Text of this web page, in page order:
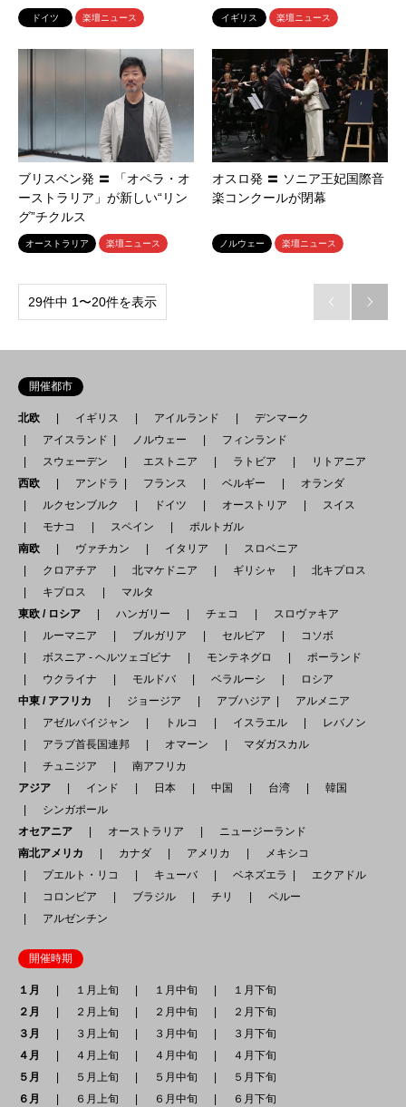
ドイツ 楽壇ニュース イギリス 楽壇ニュース
ブリスベン発 〓 「オペラ・オ
ーストラリア」が新しい“リン
グ”チクルス
オーストラリア 楽壇ニュース
オスロ発 〓 ソニア王妃国際音
楽コンクールが閉幕
ノルウェー 楽壇ニュース
29件中 1〜20件を表示  
開催都市
北欧 イギリス アイルランド
デンマーク
アイスランド
ノルウェー
フィンランド
スウェーデン
エストニア ラトビア
リトアニア
西欧
アンドラ フランス ベルギー
オランダ
ルクセンブルク
ドイツ オーストリア
スイス
モナコ
スペイン
ポルトガル
南欧
ヴァチカン イタリア
スロベニア
クロアチア
北マケドニア ギリシャ
北キプロス
キプロス
マルタ
東欧 / ロシア
ハンガリー チェコ
スロヴァキア
ルーマニア
ブルガリア セルビア
コソボ
ボスニア - ヘルツェゴビナ
モンテネグロ
ポーランド
ウクライナ
モルドバ ベラルーシ
ロシア
中東 / アフリカ
ジョージア アブハジア
アルメニア
アゼルバイジャン
トルコ イスラエル
レバノン
アラブ首長国連邦
オマーン
マダガスカル
チュニジア
南アフリカ
アジア
インド 日本 中国 台湾
韓国
シンガポール
オセアニア
オーストラリア
ニュージーランド
南北アメリカ
カナダ アメリカ
メキシコ
プエルト・リコ
キューバ ベネズエラ
エクアドル
コロンビア
ブラジル チリ
ペルー
アルゼンチン
開催時期
１月 １月上旬 １月中旬
１月下旬
２月
２月上旬 ２月中旬
２月下旬
３月
３月上旬 ３月中旬
３月下旬
４月
４月上旬 ４月中旬
４月下旬
５月
５月上旬 ５月中旬
５月下旬
６月
６月上旬 ６月中旬 ６月下旬